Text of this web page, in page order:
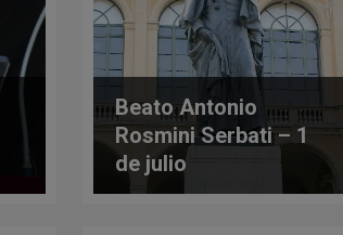
Beato Antonio
Rosmini Serbati – 1
de julio